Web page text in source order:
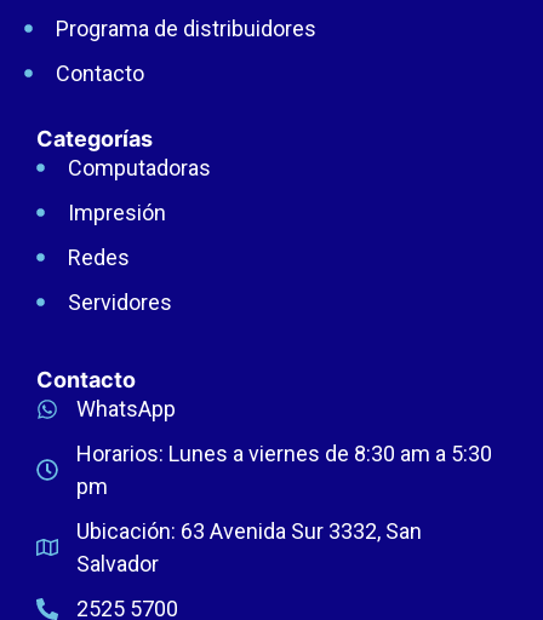
Programa de distribuidores
Contacto
Categorías
Computadoras
Impresión
Redes
Servidores
Contacto
WhatsApp
Horarios: Lunes a viernes de 8:30 am a 5:30
pm
Ubicación: 63 Avenida Sur 3332, San
Salvador
2525 5700